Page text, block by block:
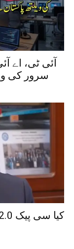
آئی ٹی، اے
سرور کی